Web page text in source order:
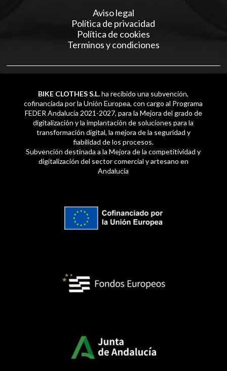
Aviso legal
Política de privacidad
Política de cookies
Terminos y condiciones
BIKE CLOTHES S.L.ha recibido una subvención,
cofinanciada por la Unión Europea, con cargo al Programa
FEDER Andalucía 2021-2027, para la Mejora del grado de
digitalización y la implantación de soluciones para la
transformación digital, la mejora de la seguridad y
fiabilidad de los procesos.
Subvención destinada a la Mejora de la competitividad y
digitalización del sector comercial y artesano en
Andalucía